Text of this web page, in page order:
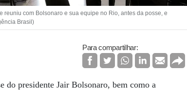
com Bolsonaro e sua equipe no Rio, antes da posse, e
Brasil)
Para compartilhar:
do presidente Jair Bolsonaro, bem como a